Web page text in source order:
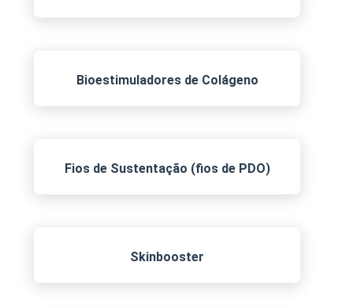
Bioestimuladores de Colágeno
Fios de Sustentação (fios de PDO)
Skinbooster